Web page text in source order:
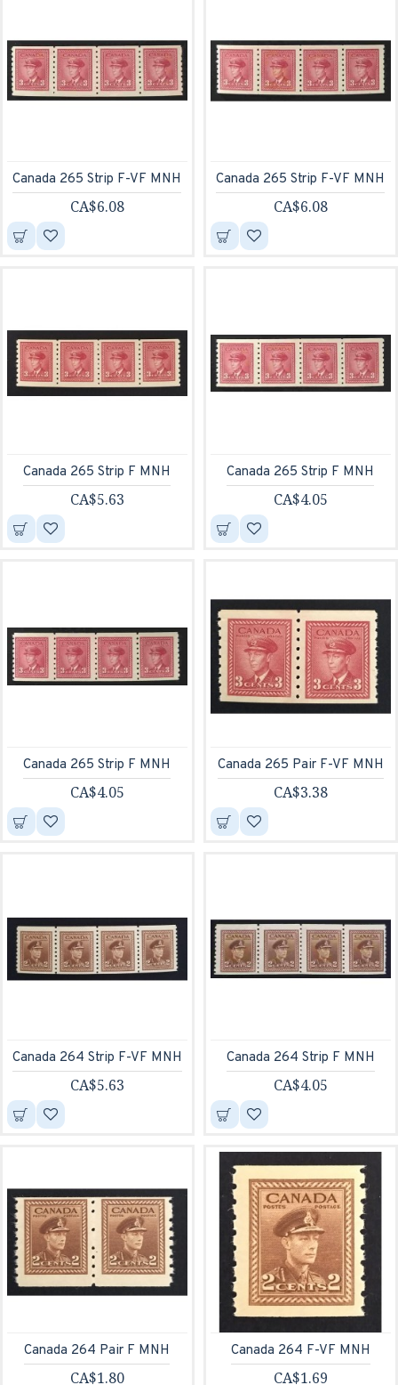
Canada 265 Strip F-VF MNH
CA$6.08
Canada 265 Strip F-VF MNH
CA$6.08
Canada 265 Strip F MNH
CA$5.63
Canada 265 Strip F MNH
CA$4.05
Canada 265 Strip F MNH
CA$4.05
Canada 265 Pair F-VF MNH
CA$3.38
Canada 264 Strip F-VF MNH
CA$5.63
Canada 264 Strip F MNH
CA$4.05
Canada 264 Pair F MNH
CA$1.80
Canada 264 F-VF MNH
CA$1.69